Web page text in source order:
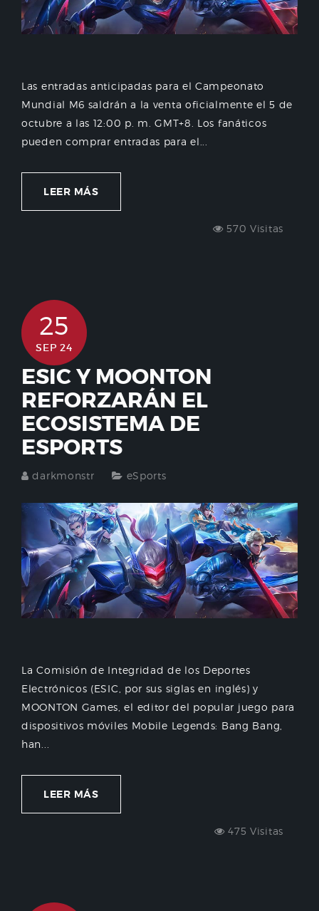
Las entradas anticipadas para el Campeonato
Mundial M6 saldrán a la venta oficialmente el 5 de
octubre a las 12:00 p. m. GMT+8. Los fanáticos
pueden comprar entradas para el...
LEER MÁS
570 Visitas
25
SEP 24
ESIC Y MOONTON
REFORZARÁN EL
ECOSISTEMA DE
ESPORTS
darkmonstr eSports
La Comisión de Integridad de los Deportes
Electrónicos (ESIC, por sus siglas en inglés) y
MOONTON Games, el editor del popular juego para
dispositivos móviles Mobile Legends: Bang Bang,
han...
LEER MÁS
475 Visitas